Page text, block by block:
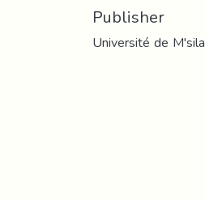
Publisher
Université de M'sila